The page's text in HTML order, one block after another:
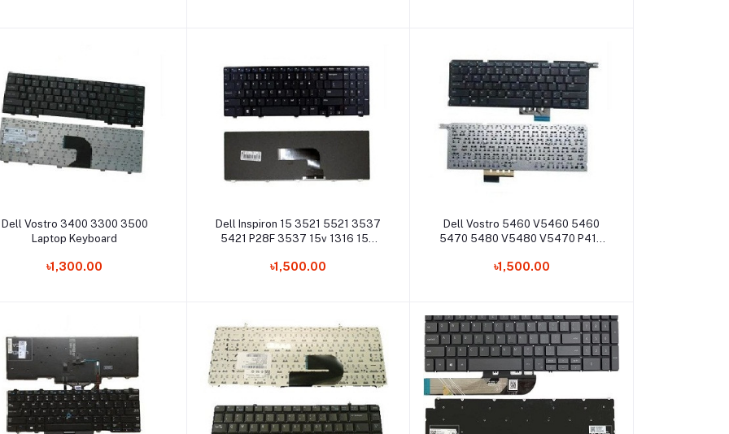
Add to cart
Dell Vostro 3400 3300 3500
Laptop Keyboard
৳1,300.00
Add to cart
Dell Inspiron 15 3521 5521 3537
5421 P28F 3537 15v 1316 15R
Keyboard
৳1,500.00
Add to cart
Dell Vostro 5460 V5460 5460
5470 5480 V5480 V5470 P41G
Keyboard
৳1,500.00